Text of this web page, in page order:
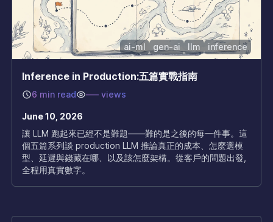
ai-ml gen-ai llm inference
Inference in Production:五篇實戰指南
6 min read –––views
June 10, 2026
讓 LLM 跑起來已經不是難題——難的是之後的每一件事。這
個五篇系列談 production LLM 推論真正的成本、怎麼選模
型、延遲與錢藏在哪、以及該怎麼架構。從客戶的問題出發,
全程用真實數字。